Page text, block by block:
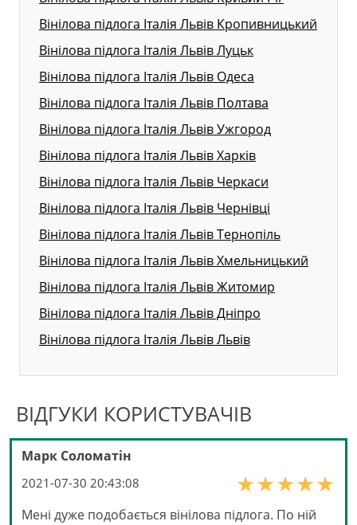
Вінілова підлога Італія Львів Кропивницький
Вінілова підлога Італія Львів Луцьк
Вінілова підлога Італія Львів Одеса
Вінілова підлога Італія Львів Полтава
Вінілова підлога Італія Львів Ужгород
Вінілова підлога Італія Львів Харків
Вінілова підлога Італія Львів Черкаси
Вінілова підлога Італія Львів Чернівці
Вінілова підлога Італія Львів Тернопіль
Вінілова підлога Італія Львів Хмельницький
Вінілова підлога Італія Львів Житомир
Вінілова підлога Італія Львів Дніпро
Вінілова підлога Італія Львів Львів
ВІДГУКИ КОРИСТУВАЧІВ
Марк Соломатін
2021-07-30 20:43:08
Мені дуже подобається вінілова підлога. По ній